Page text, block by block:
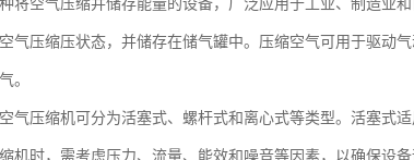
将空气压缩并储存能量的设备，广泛应用于工业、制造业
气压缩压状态，并储存在储气罐中。压缩空气可用于驱动
。
气压缩机可分为活塞式、螺杆式和离心式等类型。活塞式
机时，需考虑压力、流量、能效和噪音等因素，以确保设备